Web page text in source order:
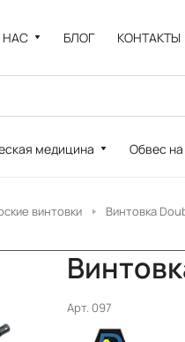
НАС БЛОГ КОНТАКТЫ
медицина Обвес
винтовки Винтовка
Арт. 097